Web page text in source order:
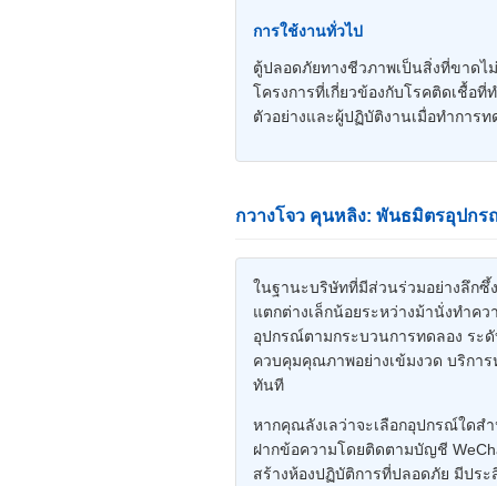
การใช้งานทั่วไป
ตู้ปลอดภัยทางชีวภาพเป็นสิ่งที่ขาดไ
โครงการที่เกี่ยวข้องกับโรคติดเชื้อ
ตัวอย่างและผู้ปฏิบัติงานเมื่อทำการท
กวางโจว คุนหลิง: พันธมิตรอุปก
ในฐานะบริษัทที่มีส่วนร่วมอย่างลึกซึ้
แตกต่างเล็กน้อยระหว่างม้านั่งทำค
อุปกรณ์ตามกระบวนการทดลอง ระดั
ควบคุมคุณภาพอย่างเข้มงวด บริกา
ทันที
หากคุณลังเลว่าจะเลือกอุปกรณ์ใดส
ฝากข้อความโดยติดตามบัญชี
สร้างห้องปฏิบัติการที่ปลอดภัย มีปร